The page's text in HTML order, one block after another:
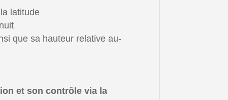
latitude
que sa hauteur relative au-
et son contrôle via la